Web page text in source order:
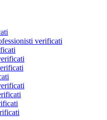
verificati